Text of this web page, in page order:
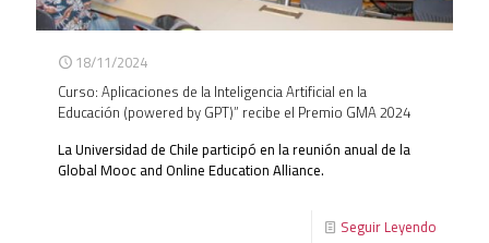
18/11/2024
Curso: Aplicaciones de la Inteligencia Artificial en la
Educación (powered by GPT)” recibe el Premio GMA 2024
La Universidad de Chile participó en la reunión anual de la
Global Mooc and Online Education Alliance.
Seguir Leyendo